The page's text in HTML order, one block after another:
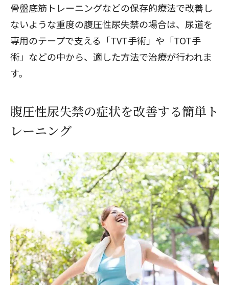
骨盤底筋トレーニングなどの保存的療法で改善し
ないような重度の腹圧性尿失禁の場合は、尿道を
専用のテープで支える「TVT手術」や「TOT手
術」などの中から、適した方法で治療が行われま
す。
腹圧性尿失禁の症状を改善する簡単ト
レーニング